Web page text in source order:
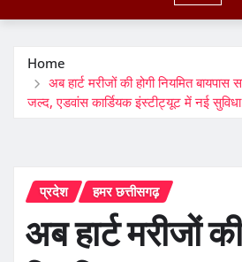
Home
अब हार्ट मरीजों की होगी नियमित
जल्द, एडवांस कार्डियक इंस्टीट्यूट में नई
प्रदेश हमर छत्तीसगढ़
अब हार्ट मरीजों